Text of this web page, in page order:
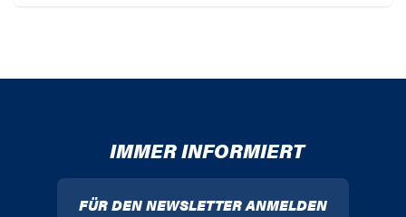
IMMER INFORMIERT
FÜR DEN NEWSLETTER ANMELDEN